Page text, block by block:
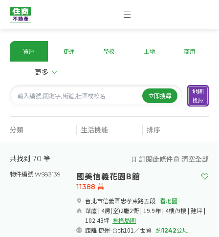
買屋 捷運 學校 土地 商用
更多
立即搜尋
地圖
找屋
分類 生活機能 排序
共找到 70 筆 訂閱此條件 清空全部
物件編號 WS83139 國美信義花園B館
台北市信義區忠孝東路五段​ 看地圖
華廈 | 4房(室)2廳2衛 | 19.9年 | 4樓/9樓 | 建坪 |
102.43坪 看格局圖
距離 捷運-台北101／世貿
約1242公尺
11388 萬